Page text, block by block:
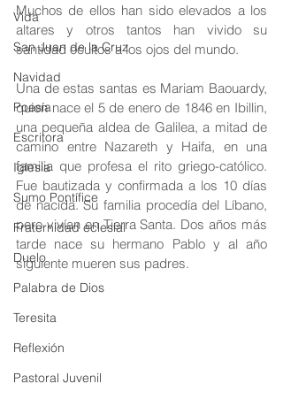
Vida
San Juan de la Cruz
Navidad
Poesía
Escritora
Iglesia
Sumo Pontífice
Fraternidad eclesial
Duelo
Palabra de Dios
Teresita
Reflexión
Pastoral Juvenil
Muchos de ellos han sido elevados a los
altares y otros tantos han vivido su
santidad ocultos a los ojos del mundo.
Una de estas santas es Mariam Baouardy,
quien nace el 5 de enero de 1846 en Ibillin,
una pequeña aldea de Galilea, a mitad de
camino entre Nazareth y Haifa, en una
familia que profesa el rito griego-católico.
Fue bautizada y confirmada a los 10 días
de nacida. Su familia procedía del Líbano,
pero vivían en Tierra Santa. Dos años más
tarde nace su hermano Pablo y al año
siguiente mueren sus padres.